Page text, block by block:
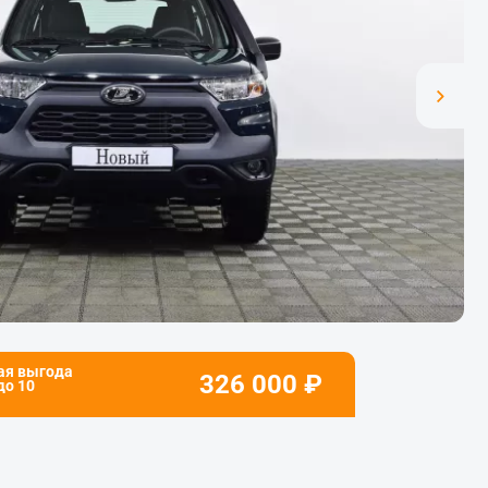
выгода
10 326 000 ₽